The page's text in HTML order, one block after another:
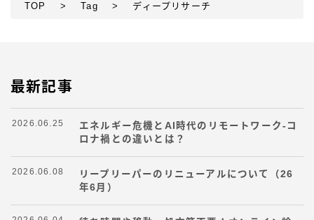
TOP > Tag > ディープリサーチ
最新記事
エネルギー危機とAI時代のリモートワーク-コ
ロナ禍との違いとは？
2026.06.25
リープリーパーのリニューアルについて（26
年6月）
2026.06.08